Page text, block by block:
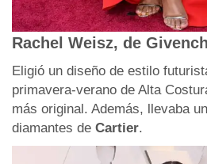
Rachel Weisz, de
Eligió un diseño de estilo
primavera-verano de Alta
más original. Además, llevaba
diamantes de Cartier.